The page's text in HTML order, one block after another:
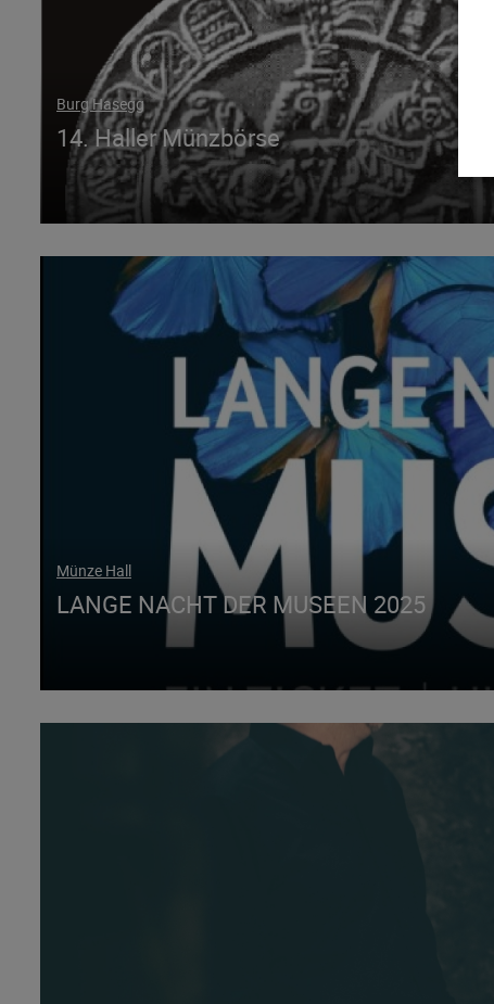
Burg Hasegg
14. Haller Münzbörse
Münze Hall
LANGE NACHT DER MUSEEN 2025